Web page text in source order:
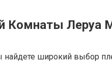
Комнаты Леруа
найдете широкий выбор